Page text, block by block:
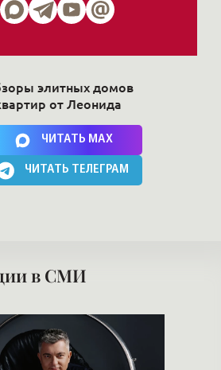
Вы соглашаетесь c политикой сайта
элитных домов
от Леонида
ЧИТАТЬ MAX
ЧИТАТЬ ТЕЛЕГРАМ
в СМИ